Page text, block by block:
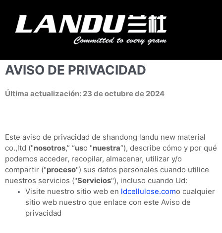
contenido
AVISO DE PRIVACIDAD
Última actualización: 23 de octubre de 2024
Este aviso de privacidad de shandong landu new material
co.,ltd ("nosotros,” “uso "nuestra“), describe cómo y por qué
podemos acceder, recopilar, almacenar, utilizar y/o
compartir ("proceso") sus datos personales cuando utilice
nuestros servicios ("Servicios"), incluso cuando Ud:
Visite nuestro sitio web en ldcellulose.como cualquier
sitio web nuestro que enlace con este Aviso de
privacidad